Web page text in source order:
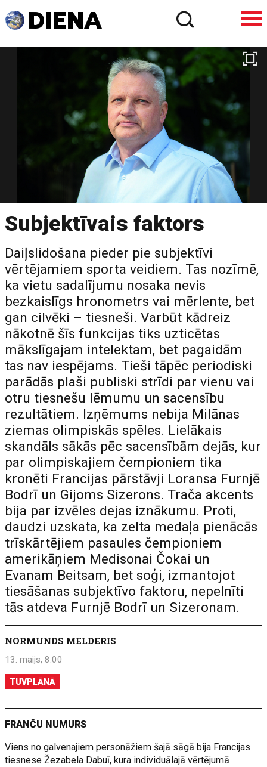
Subjektīvais faktors
Daiļslidošana pieder pie subjektīvi
vērtējamiem sporta veidiem. Tas nozīmē,
ka vietu sadalījumu nosaka nevis
bezkaislīgs hronometrs vai mērlente, bet
gan cilvēki – tiesneši. Varbūt kādreiz
nākotnē šīs funkcijas tiks uzticētas
mākslīgajam intelektam, bet pagaidām
tas nav iespējams. Tieši tāpēc periodiski
parādās plaši publiski strīdi par vienu vai
otru tiesnešu lēmumu un sacensību
rezultātiem. Izņēmums nebija Milānas
ziemas olimpiskās spēles. Lielākais
skandāls sākās pēc sacensībām dejās, kur
par olimpiskajiem čempioniem tika
kronēti Francijas pārstāvji Loransa Furnjē
Bodrī un Gijoms Sizerons. Trača akcents
bija par izvēles dejas iznākumu. Proti,
daudzi uzskata, ka zelta medaļa pienācās
trīskārtējiem pasaules čempioniem
amerikāņiem Medisonai Čokai un
Evanam Beitsam, bet soģi, izmantojot
tiesāšanas subjektīvo faktoru, nepelnīti
tās atdeva Furnjē Bodrī un Sizeronam.
NORMUNDS MELDERIS
13. maijs, 8:00
TUVPLĀNĀ
FRANČU NUMURS
Viens no galvenajiem personāžiem šajā sāgā bija Francijas
tiesnese Žezabela Dabuī, kura individuālajā vērtējumā